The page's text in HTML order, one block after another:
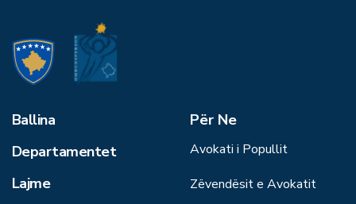
Ballina
Departamentet
Lajme
Për Ne
Avokati i Popullit
Zëvendësit e Avokatit